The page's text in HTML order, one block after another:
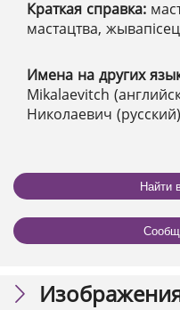
Краткая справка:
мастацтва, жывапісец
Имена на других
Mikalaevitch
Николаевич
Найти